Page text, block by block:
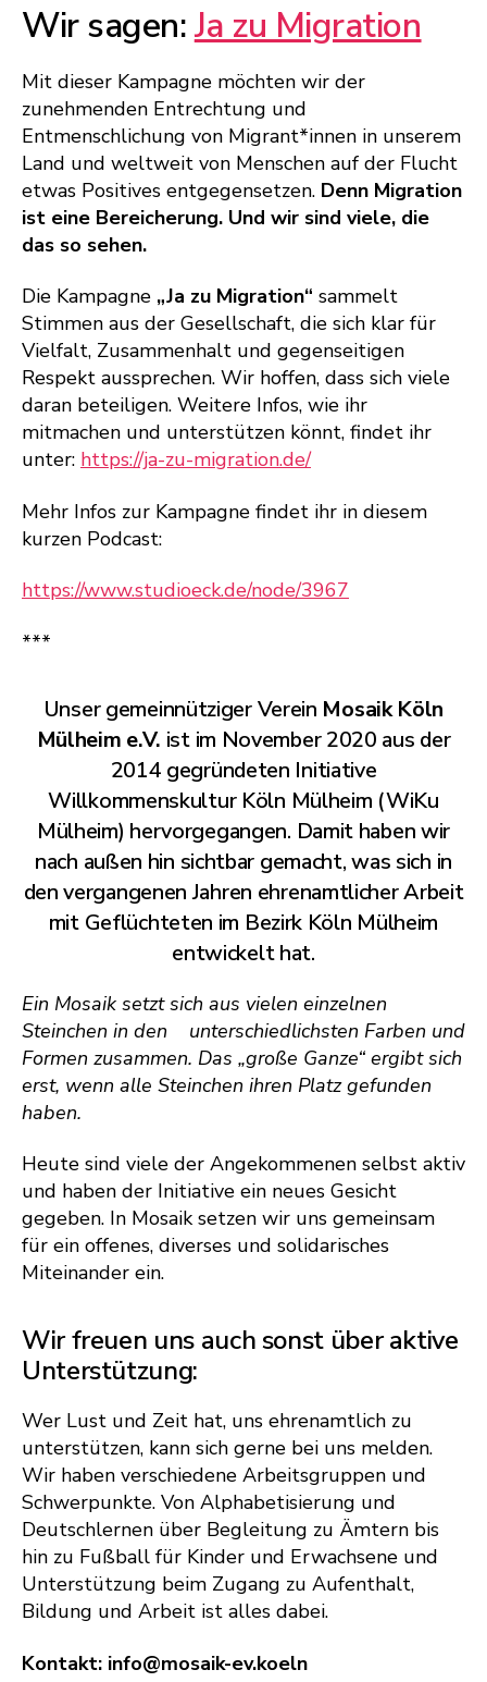
Wir sagen:Ja zu Migration
Mit dieser Kampagne möchten wir der
zunehmenden Entrechtung und
Entmenschlichung von Migrant*innen in unserem
Land und weltweit von Menschen auf der Flucht
etwas Positives entgegensetzen. Denn Migration
ist eine Bereicherung. Und wir sind viele, die
das so sehen.
Die Kampagne „Ja zu Migration“ sammelt
Stimmen aus der Gesellschaft, die sich klar für
Vielfalt, Zusammenhalt und gegenseitigen
Respekt aussprechen. Wir hoffen, dass sich viele
daran beteiligen. Weitere Infos, wie ihr
mitmachen und unterstützen könnt, findet ihr
unter: https://ja-zu-migration.de/
Mehr Infos zur Kampagne findet ihr in diesem
kurzen Podcast:
https://www.studioeck.de/node/3967
***
Unser gemeinnütziger Verein Mosaik Köln
Mülheim e.V. ist im November 2020 aus der
2014 gegründeten Initiative
Willkommenskultur Köln Mülheim (WiKu
Mülheim) hervorgegangen. Damit haben wir
nach außen hin sichtbar gemacht, was sich in
den vergangenen Jahren ehrenamtlicher Arbeit
mit Geflüchteten im Bezirk Köln Mülheim
entwickelt hat.
Ein Mosaik setzt sich aus vielen einzelnen
Steinchen in den unterschiedlichsten Farben und
Formen zusammen. Das „große Ganze“ ergibt sich
erst, wenn alle Steinchen ihren Platz gefunden
haben.
Heute sind viele der Angekommenen selbst aktiv
und haben der Initiative ein neues Gesicht
gegeben. In Mosaik setzen wir uns gemeinsam
für ein offenes, diverses und solidarisches
Miteinander ein.
Wir freuen uns auch sonst über aktive
Unterstützung:
Wer Lust und Zeit hat, uns ehrenamtlich zu
unterstützen, kann sich gerne bei uns melden.
Wir haben verschiedene Arbeitsgruppen und
Schwerpunkte. Von Alphabetisierung und
Deutschlernen über Begleitung zu Ämtern bis
hin zu Fußball für Kinder und Erwachsene und
Unterstützung beim Zugang zu Aufenthalt,
Bildung und Arbeit ist alles dabei.
Kontakt: info@mosaik-ev.koeln